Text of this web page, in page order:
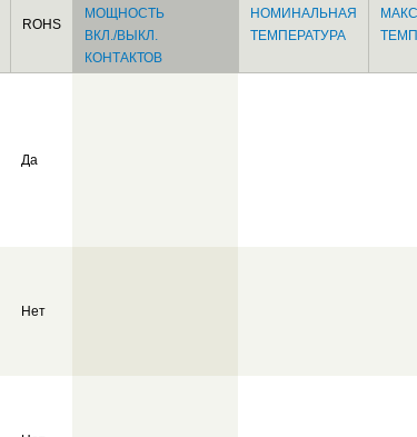
ROHS
МОЩНОСТЬ
ВКЛ./ВЫКЛ.
КОНТАКТОВ
НОМИНАЛЬНАЯ
ТЕМПЕРАТУРА
Да
Нет